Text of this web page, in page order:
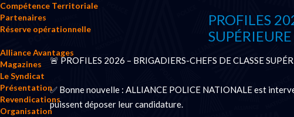
Compétence Territoriale
Partenaires
Réserve opérationnelle
Alliance Avantages
Magazines
Le Syndicat
Présentation
Revendications
Organisation
PROFILES
🚨 PROFILES 2026 – BRIGADIERS-CHEFS DE CLASSE
✅ Bonne nouvelle : ALLIANCE POLICE NATIONALE est
puissent déposer leur candidature.